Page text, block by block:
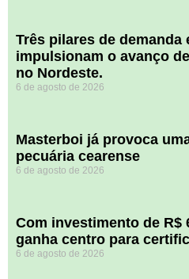
​Três pilares de demanda
impulsionam o avanço
no Nordeste.
6 de agosto de 2026
Masterboi já provoca
pecuária cearense
6 de agosto de 2026
Com investimento de R$
ganha centro para
6 de agosto de 2026